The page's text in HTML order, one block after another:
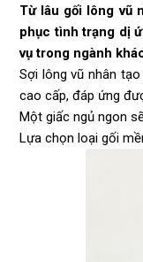
Từ lâu gối lông vũ
phục tình trạng dị
vụ trong ngành
Sợi lông vũ nhân
cao cấp, đáp ứng
Một giấc ngủ ngon
Lựa chọn loại gối